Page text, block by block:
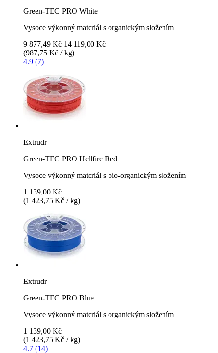
Green-TEC PRO White
Vysoce výkonný materiál s organickým složením
9 877,49 Kč 14 119,00 Kč
(987,75 Kč / kg)
4.9 (7)
Extrudr
Green-TEC PRO Hellfire Red
Vysoce výkonný materiál s bio-organickým složením
1 139,00 Kč
(1 423,75 Kč / kg)
Extrudr
Green-TEC PRO Blue
Vysoce výkonný materiál s organickým složením
1 139,00 Kč
(1 423,75 Kč / kg)
4.7 (14)